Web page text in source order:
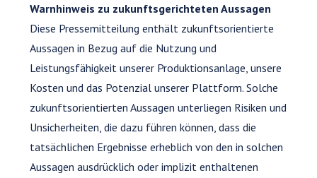
Warnhinweis zu zukunftsgerichteten Aussagen
Diese Pressemitteilung enthält zukunftsorientierte
Aussagen in Bezug auf die Nutzung und
Leistungsfähigkeit unserer Produktionsanlage, unsere
Kosten und das Potenzial unserer Plattform. Solche
zukunftsorientierten Aussagen unterliegen Risiken und
Unsicherheiten, die dazu führen können, dass die
tatsächlichen Ergebnisse erheblich von den in solchen
Aussagen ausdrücklich oder implizit enthaltenen